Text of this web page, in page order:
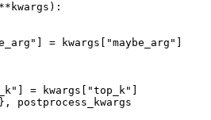
):
] = kwargs[ "maybe_arg"
] = kwargs[ "top_k"
postprocess_kwargs